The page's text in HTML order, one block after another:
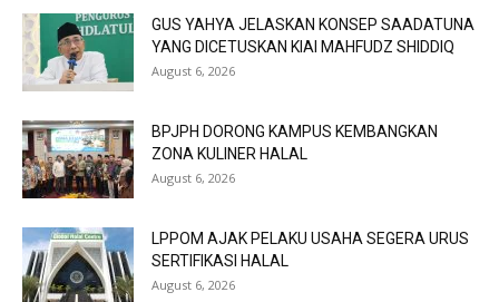
GUS YAHYA JELASKAN KONSEP SAADATUNA
YANG DICETUSKAN KIAI MAHFUDZ SHIDDIQ
August 6, 2026
BPJPH DORONG KAMPUS KEMBANGKAN
ZONA KULINER HALAL
August 6, 2026
LPPOM AJAK PELAKU USAHA SEGERA URUS
SERTIFIKASI HALAL
August 6, 2026